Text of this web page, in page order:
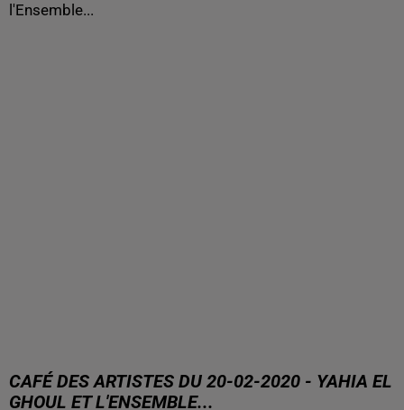
CAFÉ DES ARTISTES DU 20-02-2020 - YAHIA EL
GHOUL ET L'ENSEMBLE...